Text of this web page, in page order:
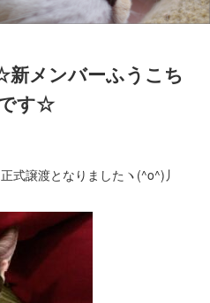
メンバーふうこち
す☆
式譲渡となりましたヽ(^o^)丿